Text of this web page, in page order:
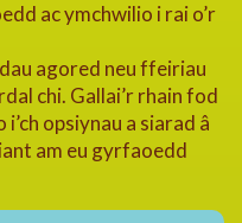
ac ymchwilio i rai o’r
agored neu ffeiriau
chi. Gallai’r rhain fod
opsiynau a siarad â
am eu gyrfaoedd